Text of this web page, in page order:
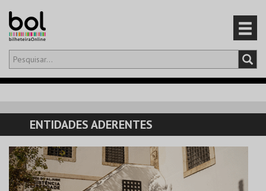
Olá,iniciar sessão
CARRINHO
EVENTOS
CARTÕES
ENTIDADES ADERENTES